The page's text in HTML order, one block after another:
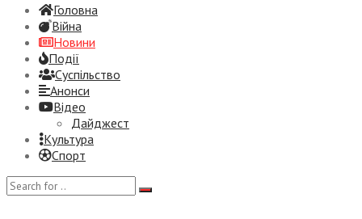
Головна
Війна
Новини
Події
Суспiльство
Анонси
Відео
Дайджест
Культура
Спорт